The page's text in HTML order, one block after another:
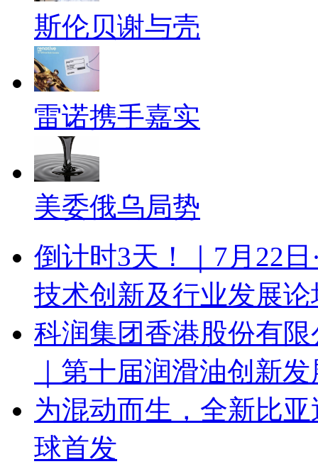
斯伦贝谢与壳
雷诺携手嘉实
美委俄乌局势
倒计时3天！｜7月22
技术创新及行业发展论
科润集团香港股份有限
｜第十届润滑油创新
为混动而生，全新比
球首发